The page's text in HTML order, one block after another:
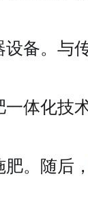
备。与
一体化技
。随后，